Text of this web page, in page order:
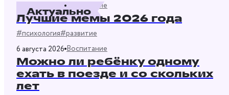
Актуально
7 августа 2026 Воспитание
Лучшие мемы 2026 года
#психология#развитие
6 августа 2026 Воспитание
Можно ли ребёнку одному
ехать в поезде и со скольких
лет